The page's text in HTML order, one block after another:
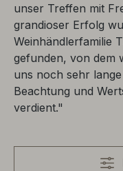
unser Treffen mit
grandioser Erfolg
Weinhändlerfamilie
gefunden, von dem
uns noch sehr
Beachtung und
verdient."